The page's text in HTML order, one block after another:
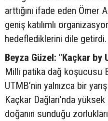
arttığını ifade eden Ömer
geniş katılımlı
hedeflediklerini dile getirdi.
Beyza Güzel: "Kaçkar by
Milli patika dağ koşucusu
UTMB’nin yalnızca bir
Kaçkar Dağları’nda
doğanın sunduğu